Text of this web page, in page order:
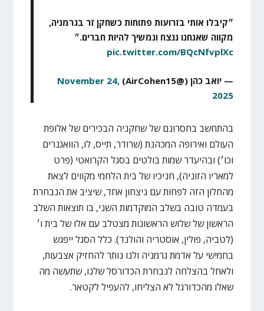
״קיבלו אותי בזרועות פתוחות כשחקן זר בגרמניה,
מקווה שאנחנו ננצח ונמשיך להיות חברים.״
pic.twitter.com/BQcNfvplXc
— יואב כהן (@AirCohen15)
November 24,
2025
בהתחשב בחסרונם של שחקניה הבכירים של אלופת
העולם ואירופה המכהנת (שרודר, תייס, לו, הוואגנרים
וכו׳) ובהיעדר שמות בולטים בסגל הקרואטי (פרט
למאריו הזוניה), חניכיו של בית הלחמי מקווים לצאת
מהחלון הזה לפחות עם ניצחון אחד, שיציב את הנבחרת
בעמדה טובה בשלב המוקדמות השני, בו תוצאות השלב
הראשון של שלוש הראשונות מצטלב עם אלו של בית ו׳
(לטביה, פולין, אוסטריה והולנד). כלל הסגל ייפגש
בחמישי על אדמת גרמניה ולנו נותר להחזיק אצבעות,
ולאחל בהצלחה לנבחרת הכדורסל שלנו, שתעשה מה
שאלו מהכדורגל לא הצליחו, להעפיל לקטאר.